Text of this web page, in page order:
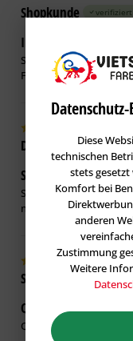
Shopkunde verifiziert
Immer gerne wieder
Sehr gut verarbeitet.
Für mich stimmt das
Dennis N. verifiziert
Super Ding , war
Super Ding , war
negatives sagen..
Shopkunde
Qualität ist gut,
Qualität ist gut, preis
Diese
technischen
stets gesetzt
Komfort bei
anderen
Zustimmung
Weitere